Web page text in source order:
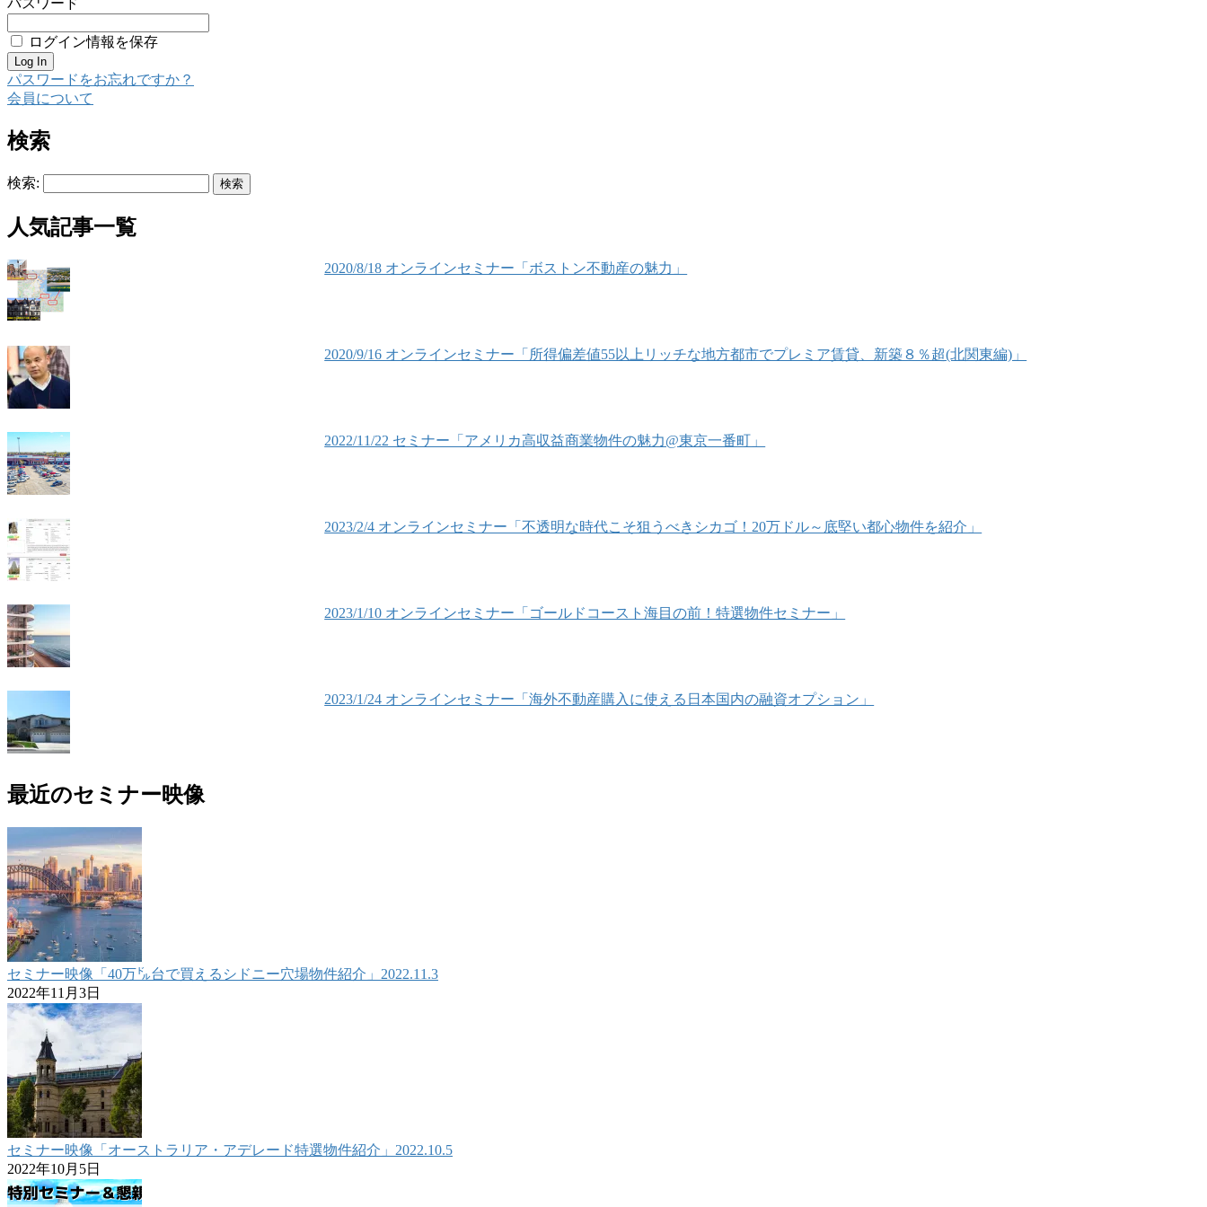
パスワード
ログイン情報を保存
パスワードをお忘れですか？
会員について
検索
検索:
人気記事一覧
2020/8/18 オンラインセミナー「ボストン不動産の魅力」
2020/9/16 オンラインセミナー「所得偏差値55以上リッチな地方都市でプレミア賃貸、新築８％超(北関東編)」
2022/11/22 セミナー「アメリカ高収益商業物件の魅力@東京一番町」
2023/2/4 オンラインセミナー「不透明な時代こそ狙うべきシカゴ！20万ドル～底堅い都心物件を紹介」
2023/1/10 オンラインセミナー「ゴールドコースト海目の前！特選物件セミナー」
2023/1/24 オンラインセミナー「海外不動産購入に使える日本国内の融資オプション」
最近のセミナー映像
セミナー映像「40万㌦台で買えるシドニー穴場物件紹介」2022.11.3
2022年11月3日
セミナー映像「オーストラリア・アデレード特選物件紹介」2022.10.5
2022年10月5日